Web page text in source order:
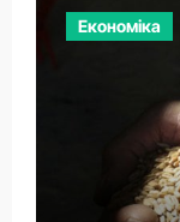
Економіка